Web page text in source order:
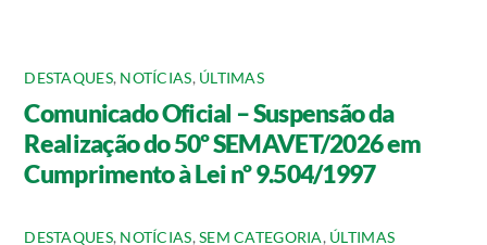
DESTAQUES, NOTÍCIAS, ÚLTIMAS
Comunicado Oficial – Suspensão da
Realização do 50º SEMAVET/2026 em
Cumprimento à Lei nº 9.504/1997
DESTAQUES, NOTÍCIAS,SEM CATEGORIA, ÚLTIMAS